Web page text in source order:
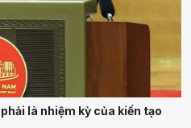
là nhiệm kỳ của kiến tạo